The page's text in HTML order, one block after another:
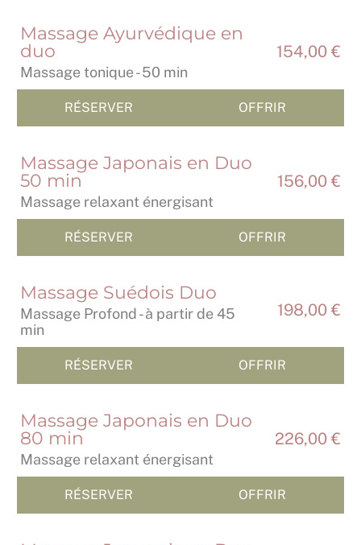
Massage Ayurvédique en
duo
Massage tonique - 50 min
154,00 €
RÉSERVER OFFRIR
Massage Japonais en Duo
50 min
Massage relaxant énergisant
156,00 €
RÉSERVER OFFRIR
Massage Suédois Duo
Massage Profond - à partir de 45
min
198,00 €
RÉSERVER OFFRIR
Massage Japonais en Duo
80 min
Massage relaxant énergisant
226,00 €
RÉSERVER OFFRIR